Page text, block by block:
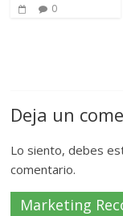
0
Deja un
Lo siento, debes
comentario.
Marketing